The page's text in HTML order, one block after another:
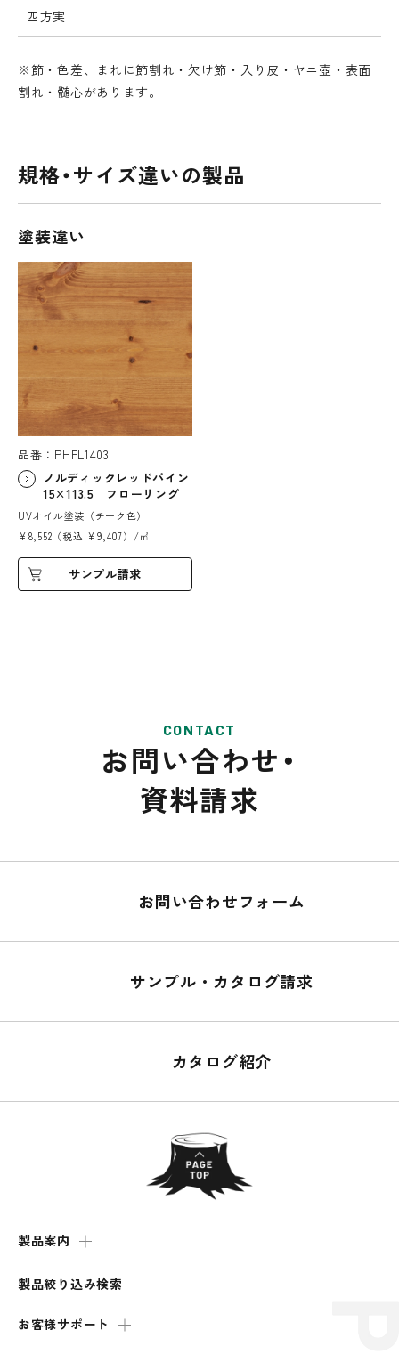
四方実
※節・色差、まれに節割れ・欠け節・入り皮・ヤニ壺・表面
割れ・髄心があります。
規格・サイズ違いの製品
塗装違い
品番：PHFL1403
ノルディックレッドパイン
15×113.5 フローリング
UVオイル塗装（チーク色）
¥8,552（税込 ¥9,407）/㎡
サンプル請求
CONTACT
お問い合わせ・
資料請求
お問い合わせフォーム
サンプル・カタログ請求
カタログ紹介
製品案内
製品絞り込み検索
お客様サポート